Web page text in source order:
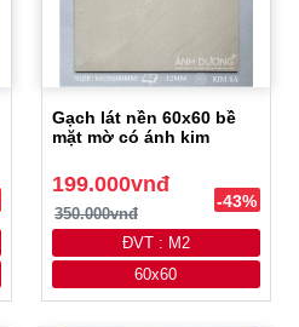
Gạch lát nền 60x60 bề
mặt mờ có ánh kim
199.000vnđ
350.000vnđ
-43%
ĐVT : M2
60x60